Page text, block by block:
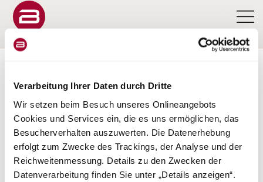
Verarbeitung Ihrer Daten durch Dritte
Wir setzen beim Besuch unseres Onlineangebots
Cookies und Services ein, die es uns ermöglichen, das
Besucherverhalten auszuwerten. Die Datenerhebung
erfolgt zum Zwecke des Trackings, der Analyse und der
Reichweitenmessung. Details zu den Zwecken der
Datenverarbeitung finden Sie unter „Details anzeigen“.
CONFIGURATOR LINEO
T